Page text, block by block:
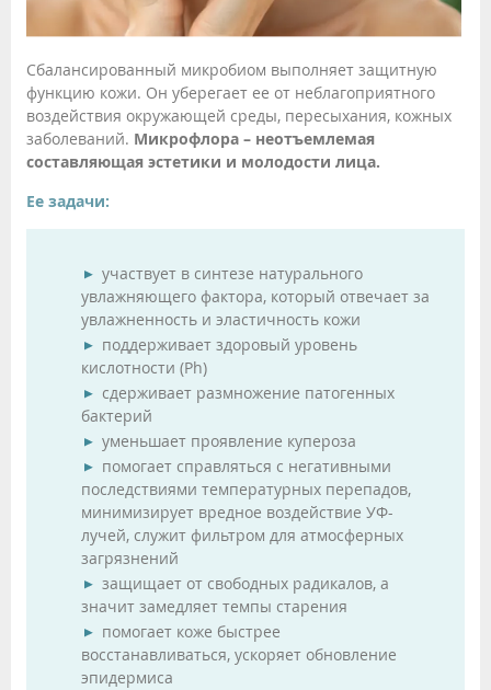
Сбалансированный микробиом выполняет защитную
функцию кожи. Он уберегает ее от неблагоприятного
воздействия окружающей среды, пересыхания, кожных
заболеваний. Микрофлора – неотъемлемая
составляющая эстетики и молодости лица.
Ее задачи:
участвует в синтезе натурального
увлажняющего фактора, который отвечает за
увлажненность и эластичность кожи
поддерживает здоровый уровень
кислотности (Ph)
сдерживает размножение патогенных
бактерий
уменьшает проявление купероза
помогает справляться с негативными
последствиями температурных перепадов,
минимизирует вредное воздействие УФ-
лучей, служит фильтром для атмосферных
загрязнений
защищает от свободных радикалов, а
значит замедляет темпы старения
помогает коже быстрее
восстанавливаться, ускоряет обновление
эпидермиса